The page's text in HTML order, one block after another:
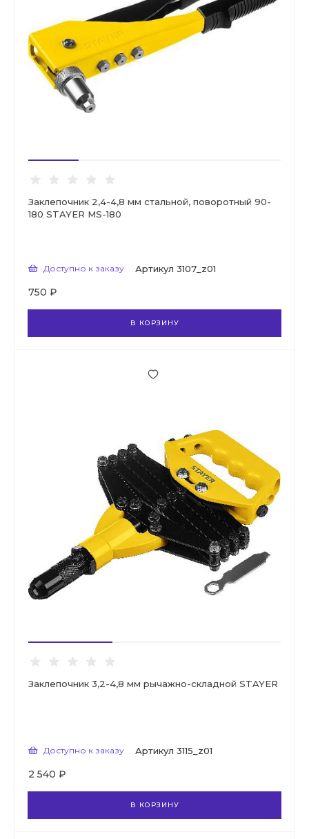
Заклепочник 2,4-4,8 мм стальной, поворотный 90-
180 STAYER MS-180
Доступно к заказу Артикул 3107_z01
750 ₽
В КОРЗИНУ
Заклепочник 3,2-4,8 мм рычажно-складной STAYER
Доступно к заказу Артикул 3115_z01
2 540 ₽
В КОРЗИНУ